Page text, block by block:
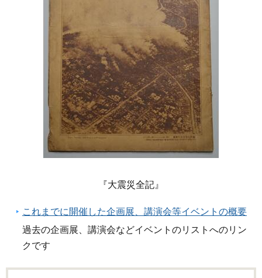
『大震災全記』
これまでに開催した企画展、講演会等イベントの概要
過去の企画展、講演会などイベントのリストへのリン
クです